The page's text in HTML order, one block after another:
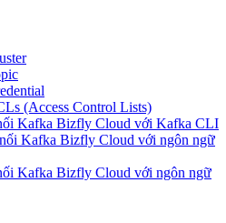
(Access Control Lists)
Kafka Bizfly Cloud với Kafka CLI
Kafka Bizfly Cloud với ngôn ngữ
Kafka Bizfly Cloud với ngôn ngữ